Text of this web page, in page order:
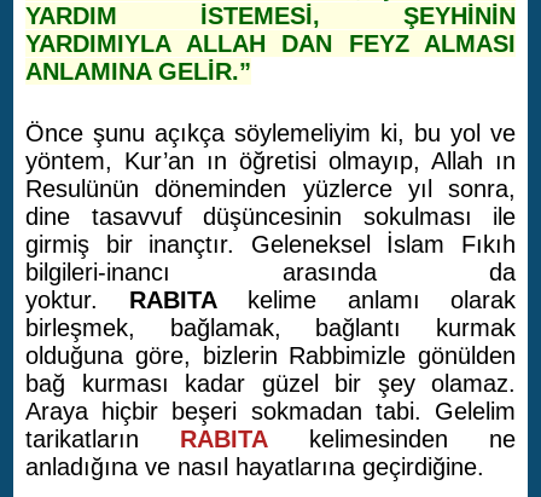
YARDIM İSTEMESİ, ŞEYHİNİN
YARDIMIYLA ALLAH DAN FEYZ ALMASI
ANLAMINA GELİR.”
Önce şunu açıkça söylemeliyim ki, bu yol ve
yöntem, Kur’an ın öğretisi olmayıp, Allah ın
Resulünün döneminden yüzlerce yıl sonra,
dine tasavvuf düşüncesinin sokulması ile
girmiş bir inançtır. Geleneksel İslam Fıkıh
bilgileri-inancı arasında da
yoktur. RABITAkelime anlamı olarak
birleşmek, bağlamak, bağlantı kurmak
olduğuna göre, bizlerin Rabbimizle gönülden
bağ kurması kadar güzel bir şey olamaz.
Araya hiçbir beşeri sokmadan tabi. Gelelim
tarikatların RABITA kelimesinden ne
anladığına ve nasıl hayatlarına geçirdiğine.